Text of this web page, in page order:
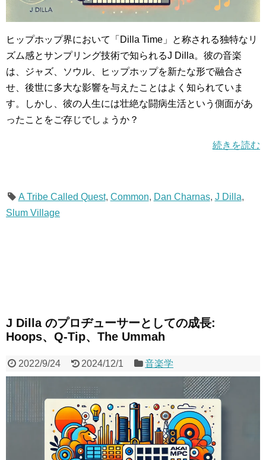
ヒップホップ界において「Dilla Time」と称される独特なリ
ズム感とサンプリング技術で知られるJ Dilla。彼の音楽
は、ジャズ、ソウル、ヒップホップを新たな形で融合さ
せ、後世に多大な影響を与えたことはよく知られていま
す。しかし、彼の人生には壮絶な闘病生活という側面があ
ったことをご存じでしょうか？
続きを読む
A Tribe Called Quest, Common, Dan Charnas, J Dilla,
Slum Village
J Dilla のプロヂューサーとしての成長:
Hoops、Q-Tip、The Ummah
2022/9/24 2024/12/1 音楽学